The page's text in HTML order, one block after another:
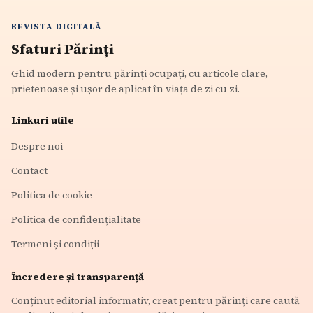
REVISTA DIGITALĂ
Sfaturi Părinți
Ghid modern pentru părinți ocupați, cu articole clare,
prietenoase și ușor de aplicat în viața de zi cu zi.
Linkuri utile
Despre noi
Contact
Politica de cookie
Politica de confidențialitate
Termeni și condiții
Încredere și transparență
Conținut editorial informativ, creat pentru părinți care caută